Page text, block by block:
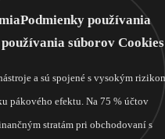
Podmienky používania
súborov Cookies
a sú spojené s vysokým
pákového efektu. Na 75 % účtov
stratám pri obchodovaní s